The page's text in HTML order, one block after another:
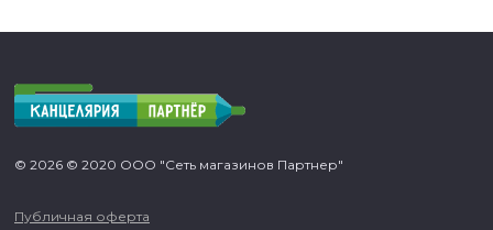
© 2026 © 2020 ООО "Сеть магазинов Партнер"
Публичная оферта